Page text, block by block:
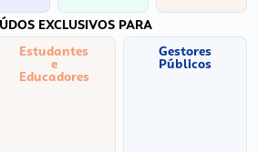
EXCLUSIVOS PARA
Estudantes
e
Educadores
Gestores
Públicos